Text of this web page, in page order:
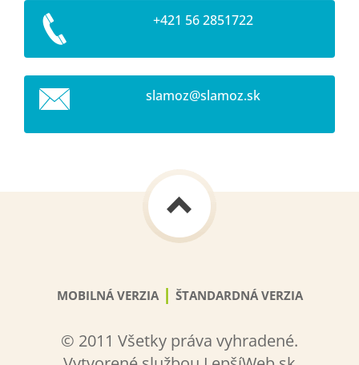
+421 56 2851722
slamoz@slamoz.sk
MOBILNÁ VERZIA | ŠTANDARDNÁ VERZIA
© 2011 Všetky práva vyhradené.